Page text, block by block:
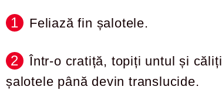
Feliază fin șalotele.
Într-o cratiță, topiți untul și căliți
șalotele până devin translucide.